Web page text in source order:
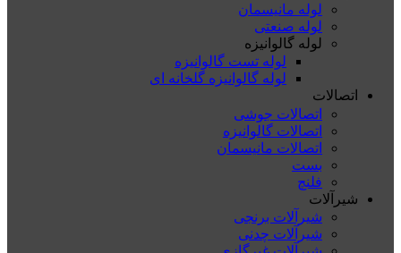
لوله مانیسمان
لوله صنعتی
لوله گالوانیزه
لوله تست گالوانیزه
لوله گالوانیزه گلخانه ای
اتصالات
اتصالات جوشی
اتصالات گالوانیزه
اتصالات مانیسمان
بست
فلنچ
شیرآلات
شیرآلات برنجی
شیرآلات چدنی